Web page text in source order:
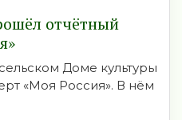
отчётный
Доме культуры
«Моя Россия». В нём